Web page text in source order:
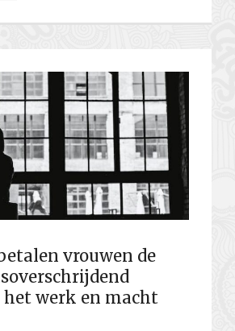
vrouwen de
het werk en macht